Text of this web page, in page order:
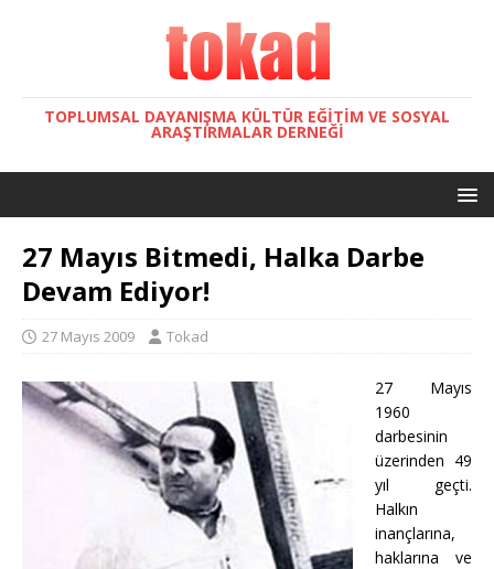
TOPLUMSAL DAYANIŞMA KÜLTÜR EĞITIM VE SOSYAL
ARAŞTIRMALAR DERNEĞI
27 Mayıs Bitmedi, Halka Darbe
Devam Ediyor!
27 Mayıs 2009 Tokad
27 Mayıs
1960
darbesinin
üzerinden 49
yıl geçti.
Halkın
inançlarına,
haklarına ve